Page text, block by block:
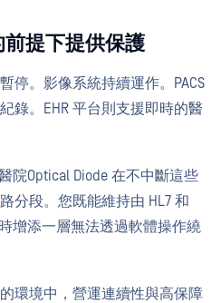
提下提供保護
停。影像系統持續運作。PACS
錄。EHR 平台則支援即時的醫
院Optical Diode 在不中斷這些
分段。您既能維持由 HL7 和
增添一層無法透過軟體操作繞
環境中，營運連續性與高保障